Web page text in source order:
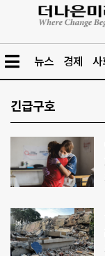
뉴스 경제 사
긴급구호